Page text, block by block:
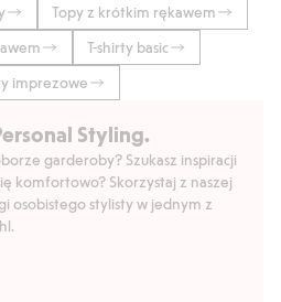
Topy z krótkim rękawem
T-shirty basic
imprezowe
Styling.
garderoby? Szukasz inspiracji
komfortowo? Skorzystaj z naszej
osobistego stylisty w jednym z